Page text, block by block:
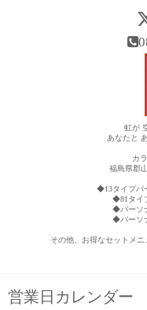
虹が
あなたと
カ
福島県郡
◆13タイプパ
◆81タイ
◆パーソ
◆パーソ
その他、お得なセットメ
営業日カレンダー